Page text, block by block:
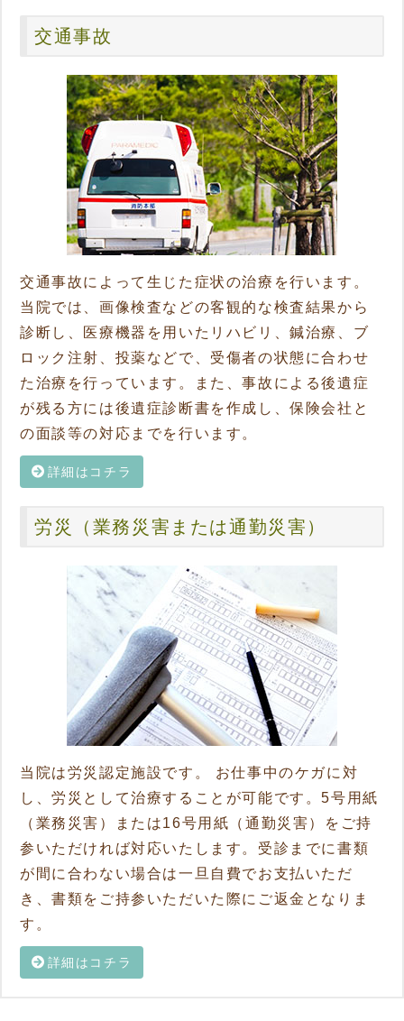
交通事故
交通事故によって生じた症状の治療を行います。
当院では、画像検査などの客観的な検査結果から
診断し、医療機器を用いたリハビリ、鍼治療、ブ
ロック注射、投薬などで、受傷者の状態に合わせ
た治療を行っています。また、事故による後遺症
が残る方には後遺症診断書を作成し、保険会社と
の面談等の対応までを行います。
詳細はコチラ
労災（業務災害または通勤災害）
当院は労災認定施設です。 お仕事中のケガに対
し、労災として治療することが可能です。5号用紙
（業務災害）または16号用紙（通勤災害）をご持
参いただければ対応いたします。受診までに書類
が間に合わない場合は一旦自費でお支払いただ
き、書類をご持参いただいた際にご返金となりま
す。
詳細はコチラ